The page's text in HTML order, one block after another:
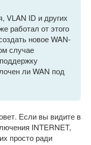
VLAN ID и других
работал от этого
новое WAN-
случае
ли WAN под
Если вы видите в
INTERNET,
просто ради